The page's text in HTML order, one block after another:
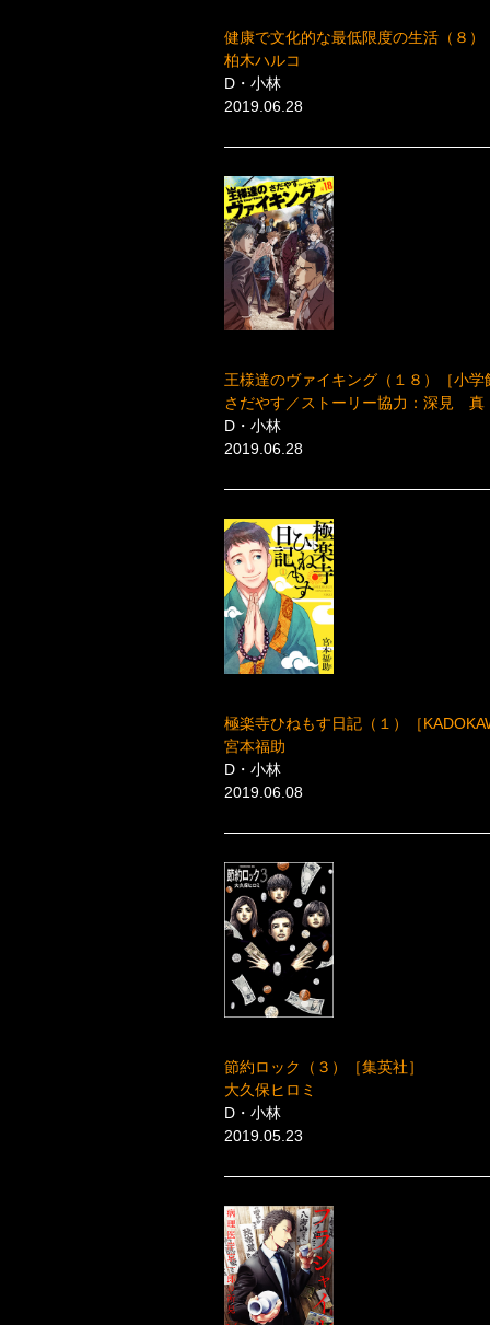
健康で文化的な最低限度の生活（８）
柏木ハルコ
D・小林
2019.06.28
王様達のヴァイキング（１８）［小学
さだやす／ストーリー協力：深見 真
D・小林
2019.06.28
極楽寺ひねもす日記（１）［
宮本福助
D・小林
2019.06.08
節約ロック（３）［集英社］
大久保ヒロミ
D・小林
2019.05.23